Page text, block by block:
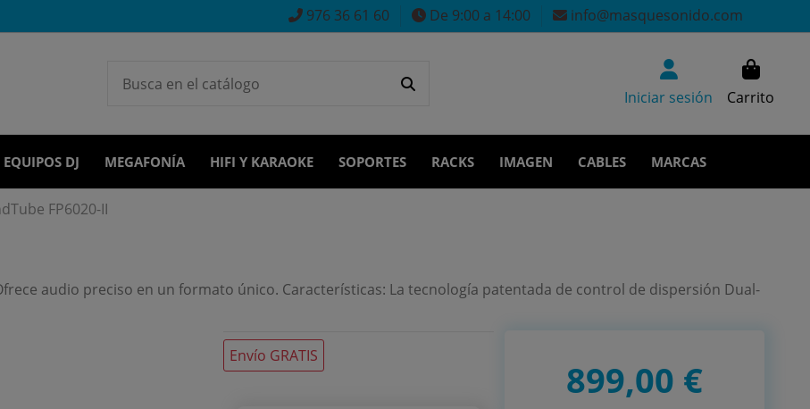
976 36 61 60 De 9:00 a 14:00 info@masquesonido.com
Iniciar sesión Carrito
EQUIPOS DJ MEGAFONÍA HIFI Y KARAOKE SOPORTES RACKS IMAGEN CABLES MARCAS
FP6020-II
audio preciso en un formato único. Características: La tecnología patentada de control de dispersión Dual-
Envío GRATIS
899,00 €